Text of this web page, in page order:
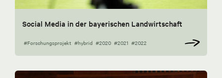
Social Media in der bayerischen Landwirtschaft
#Forschungsprojekt #hybrid #2020 #2021 #2022